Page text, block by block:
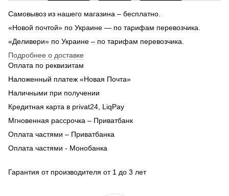
Самовывоз из нашего магазина – бесплатно.
«Новой почтой» по Украине — по тарифам перевозчика.
«Деливери» по Украине – по тарифам перевозчика.
Подробнее о доставке
Оплата по реквизитам
Наложенный платеж «Новая Почта»
Наличными при получении
Кредитная карта в privat24, LiqPay
Мгновенная рассрочка – Приватбанк
Оплата частями – Приватбанка
Оплата частями - Монобанка
Гарантия от производителя от 1 до 3 лет